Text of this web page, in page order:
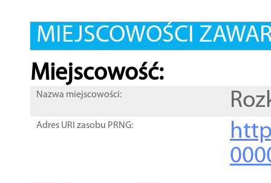
MIEJSCOWOŚCI
Miejscowość:
Nazwa miejscowości:
Adres URI zasobu PRNG: